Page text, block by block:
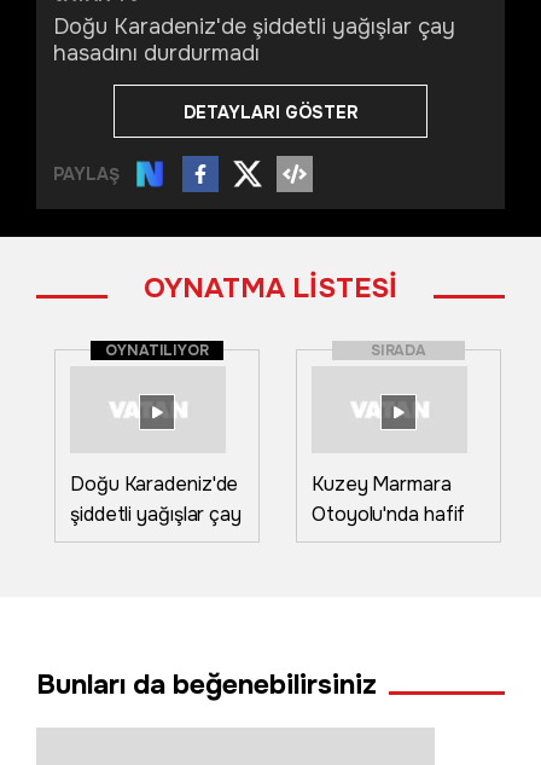
Doğu Karadeniz'de şiddetli yağışlar çay
hasadını durdurmadı
DETAYLARI GÖSTER
PAYLAŞ
OYNATMA LİSTESİ
OYNATILIYOR
Doğu Karadeniz'de
şiddetli yağışlar çay
hasadını durdurmadı
SIRADA
Kuzey Marmara
Otoyolu'nda hafif
ticari araç tünel
Bunları da beğenebilirsiniz